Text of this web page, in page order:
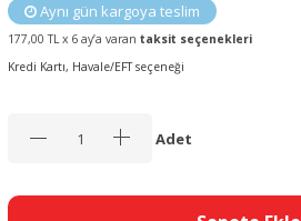
Aynı gün kargoya teslim
177,00 TL x 6 ay’a varan taksit seçenekleri
Kredi Kartı, Havale/EFT seçeneği
Adet